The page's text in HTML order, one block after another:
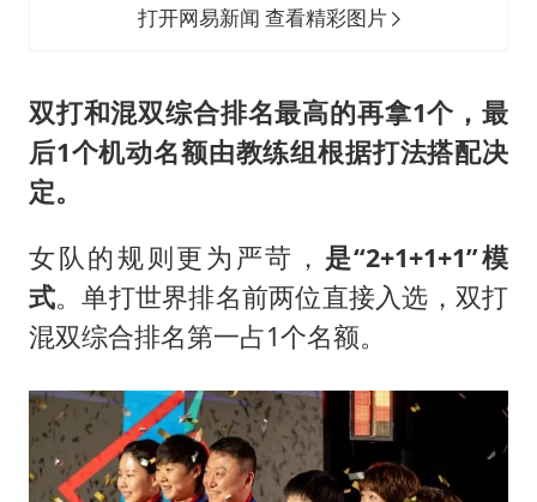
打开网易新闻 查看精彩图片
双打和混双综合排名最高的再拿1个，最
后1个机动名额由教练组根据打法搭配决
定。
女队的规则更为严苛， 是“2+1+1+1”模
式。单打世界排名前两位直接入选，双打
混双综合排名第一占1个名额。